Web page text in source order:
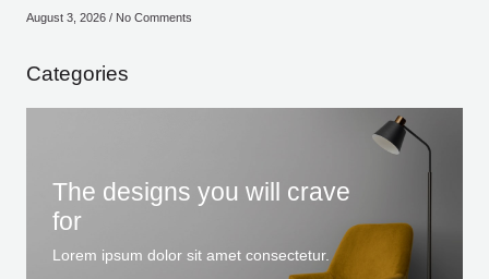
August 3, 2026 No Comments
Categories
The designs you will crave
for
Lorem ipsum dolor sit amet consectetur.